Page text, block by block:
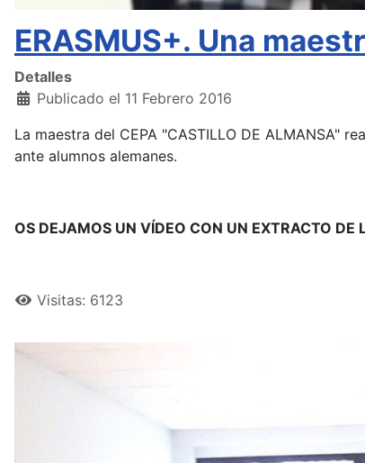
ERASMUS+. Una
Detalles
Publicado el 11 Febrero 2016
La maestra del CEPA "CASTILLO DE ALMANSA"
ante alumnos alemanes.
OS DEJAMOS UN VÍDEO CON UN EXTRACTO DE
Visitas: 6123